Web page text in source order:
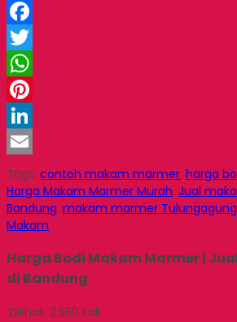
Facebook
Twitter
WhatsApp
Pinterest
LinkedIn
Email
Tags: contoh makam marmer, harga
Harga Makam Marmer Murah, Jual
Bandung, makam marmer Tulungagung
Makam
Harga Bodi Makam Marmer |
di Bandung
Dilihat 2.550 kali